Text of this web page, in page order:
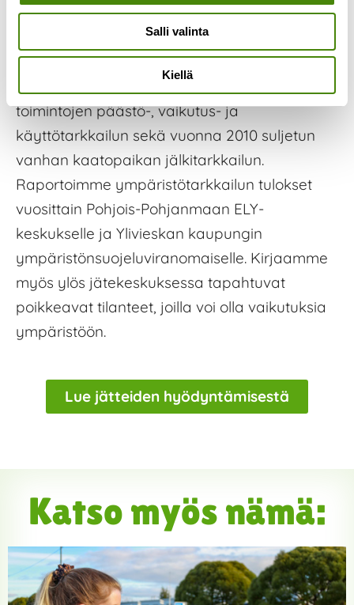
Salli valinta
Kiellä
ympäristövaikutuksia Pohjois-Pohjanmaan
ELY-keskuksen hyväksymän
tarkkailuohjelman mukaisesti.
toimintojen päästö-, vaikutus- ja
käyttötarkkailun sekä vuonna 2010 suljetun
vanhan kaatopaikan jälkitarkkailun.
Raportoimme ympäristötarkkailun tulokset
vuosittain Pohjois-Pohjanmaan ELY-
keskukselle ja Ylivieskan kaupungin
ympäristönsuojeluviranomaiselle. Kirjaamme
myös ylös jätekeskuksessa tapahtuvat
poikkeavat tilanteet, joilla voi olla vaikutuksia
ympäristöön.
Lue jätteiden hyödyntämisestä
Katso myös nämä: